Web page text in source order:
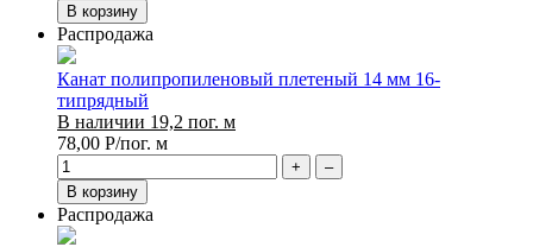
В корзину
Распродажа
Канат полипропиленовый плетеный 14 мм 16-
типрядный
В наличии 19,2 пог. м
78,00 Р/пог. м
+
–
В корзину
Распродажа